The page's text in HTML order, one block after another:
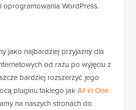
oprogramowania WordPress.
jako najbardziej przyjazny dla
od razu po wyjęciu z
bardziej rozszerzyć jego
pluginu takiego jakAll in One
na naszych stronach do